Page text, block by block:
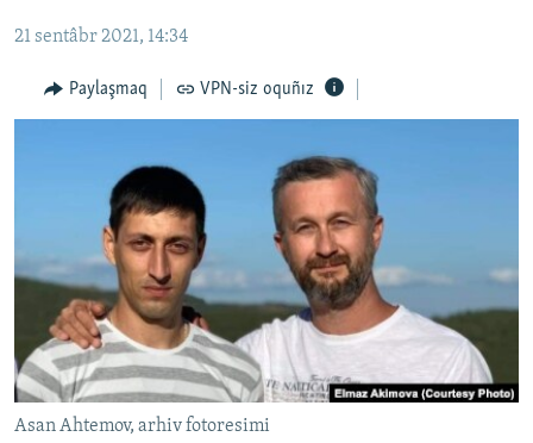
İNSAN AQLARI
VİDEO
Русский
Українською
QOŞULIÑIZ!
21 sentâbr 2021, 14:34
Paylaşmaq VPN-siz oquñız
Asan Ahtemov, arhiv fotoresimi